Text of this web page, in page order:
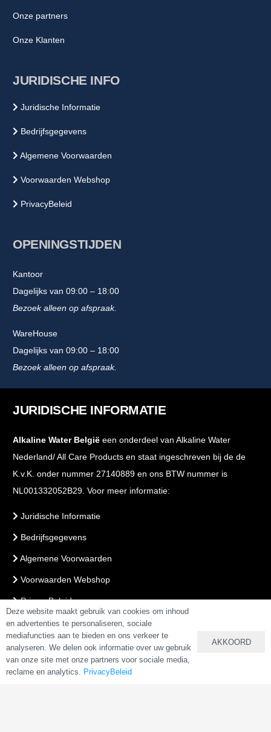
Onze partners
Onze Klanten
JURIDISCHE INFO
Juridische Informatie
Bedrijfsgegevens
Algemene Voorwaarden
Voorwaarden Webshop
PrivacyBeleid
OPENINGSTIJDEN
Kantoor
Dagelijks van 09:00 – 18:00
Bezoek alleen op afspraak.
WareHouse
Dagelijks van 09:00 – 18:00
Bezoek alleen op afspraak.
JURIDISCHE INFORMATIE
Alkaline Water België een onderdeel van Alkaline Water
Nederland/ All Care Products en staat ingeschreven bij de de
K.v.K. onder nummer 27140889 en ons BTW nummer is
NL001332052B29. Voor meer informatie:
Juridische Informatie
Bedrijfsgegevens
Algemene Voorwaarden
Voorwaarden Webshop
PrivacyBeleid
VEILIG BETALEN & BESTELLEN
Deze website maakt gebruik van cookies om inhoud
en advertenties te personaliseren, sociale
mediafuncties aan te bieden en ons verkeer te
analyseren. We delen ook informatie over uw gebruik
van onze site met onze partners voor sociale media,
reclame en analytics. PrivacyBeleid
AKKOORD